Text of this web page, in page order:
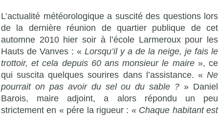
L’actualité météorologique a suscité des questions lors
de la dernière réunion de quartier publique de cet
automne 2010 hier soir à l’école Larmeroux pour les
Hauts de Vanves : « Lorsqu’il y a de la neige, je fais le
trottoir, et cela depuis 60 ans monsieur le maire », ce
qui suscita quelques sourires dans l’assistance. « Ne
pourrait on pas avoir du sel ou du sable ? » Daniel
Barois, maire adjoint, a alors répondu un peu
strictement en « pére la rigueur : « Chaque habitant est